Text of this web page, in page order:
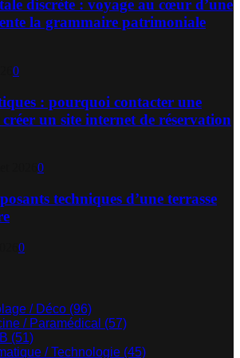
discrète : voyage au cœur d’une
la grammaire patrimoniale
0
: pourquoi contacter une
un site internet de réservation
0
techniques d’une terrasse
0
/ Déco (96)
/ Paramédical (57)
(51)
/ Technologie (45)